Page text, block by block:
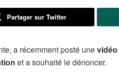
Partager sur Twitter
a récemment posté unevidéo
et a souhaité le dénoncer.